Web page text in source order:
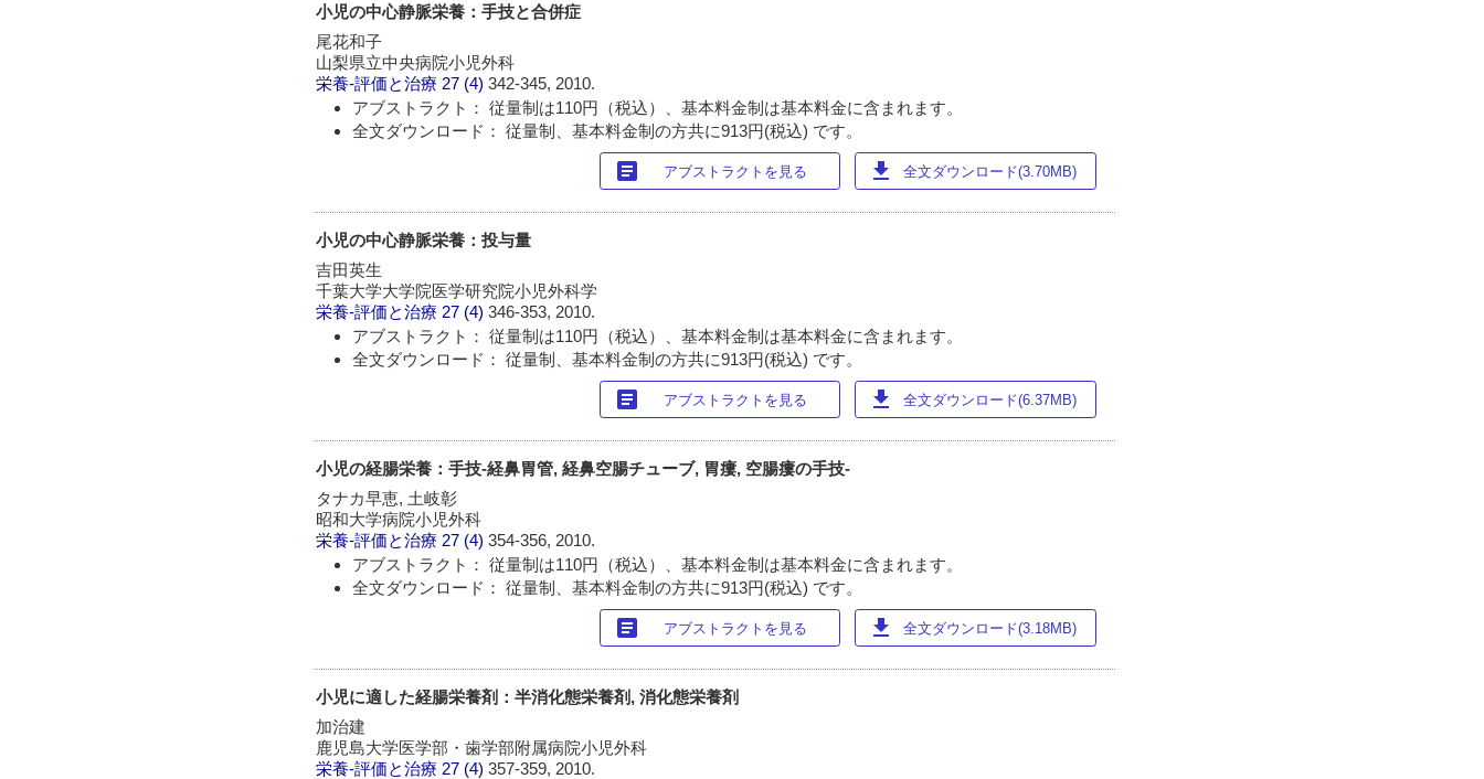
小児の中心静脈栄養：手技と合併症
尾花和子
山梨県立中央病院小児外科
栄養-評価と治療 27 (4)342-345, 2010.
アブストラクト： 従量制は110円（税込）、基本料金制は基本料金に含まれます。
全文ダウンロード： 従量制、基本料金制の方共に913円(税込) です。
article アブストラクトを見る download 全文ダウンロード(3.70MB)
小児の中心静脈栄養：投与量
吉田英生
千葉大学大学院医学研究院小児外科学
栄養-評価と治療 27 (4)346-353, 2010.
アブストラクト： 従量制は110円（税込）、基本料金制は基本料金に含まれます。
全文ダウンロード： 従量制、基本料金制の方共に913円(税込) です。
article アブストラクトを見る download 全文ダウンロード(6.37MB)
小児の経腸栄養：手技-経鼻胃管, 経鼻空腸チューブ, 胃瘻, 空腸瘻の手技-
タナカ早恵, 土岐彰
昭和大学病院小児外科
栄養-評価と治療 27 (4)354-356, 2010.
アブストラクト： 従量制は110円（税込）、基本料金制は基本料金に含まれます。
全文ダウンロード： 従量制、基本料金制の方共に913円(税込) です。
article アブストラクトを見る download 全文ダウンロード(3.18MB)
小児に適した経腸栄養剤：半消化態栄養剤, 消化態栄養剤
加治建
鹿児島大学医学部・歯学部附属病院小児外科
栄養-評価と治療 27 (4)357-359, 2010.